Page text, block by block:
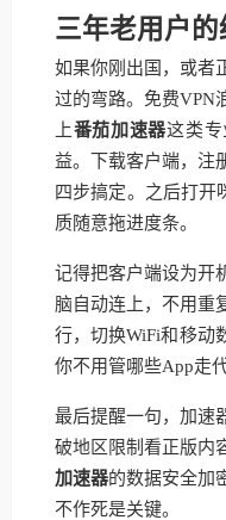
三年老用户
如果你刚出国，或者
过的弯路。免费VPN
上番茄加速器这类
益。下载客户端，注
四步搞定。之后打开
质随意拖进度条。
记得把客户端设为开
脑自动连上，不用重
行，切换WiFi和移动
你不用管哪些App走
最后提醒一句，加速
破地区限制看正版内
加速器的数据安全加
不作死是关键。